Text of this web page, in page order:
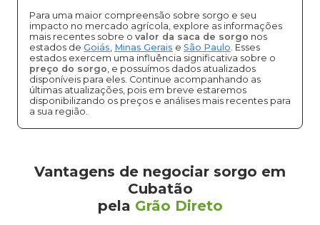
Para uma maior compreensão sobre sorgo e seu
impacto no mercado agrícola, explore as informações
mais recentes sobre o valor da saca de sorgo nos
estados de Goiás, Minas Gerais e São Paulo. Esses
estados exercem uma influência significativa sobre o
preço do sorgo, e possuímos dados atualizados
disponíveis para eles. Continue acompanhando as
últimas atualizações, pois em breve estaremos
disponibilizando os preços e análises mais recentes para
a sua região.
Vantagens de negociar sorgo em
Cubatão
pela Grão Direto